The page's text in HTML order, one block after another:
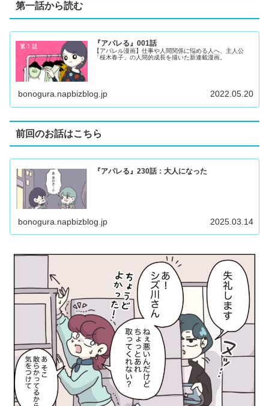
第一話から読む
『アパレる』001話
【アパレル漫画】仕事や人間関係に悩める人へ、主人公
「桜木春子」の人間的成長を描いた新連載漫画。
bonogura.napbizblog.jp 2022.05.20
前回のお話はこちら
『アパレる』230話：大人になった
bonogura.napbizblog.jp 2025.03.14